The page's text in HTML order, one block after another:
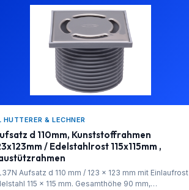
HUTTERER & LECHNER
d 110mm, Kunststoffrahmen
/ Edelstahlrost 115x115mm ,
Aufsatz d 110 mm / 123 x 123 mm mit Einlaufrost
115 x 115 mm. Gesamthöhe 90 mm,